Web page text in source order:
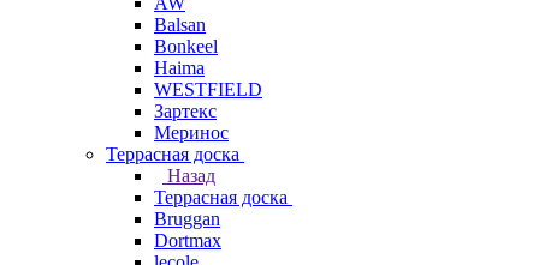
Balsan
Bonkeel
Haima
WESTFIELD
Зартекс
Меринос
Террасная доска
Назад
Террасная доска
Bruggan
Dortmax